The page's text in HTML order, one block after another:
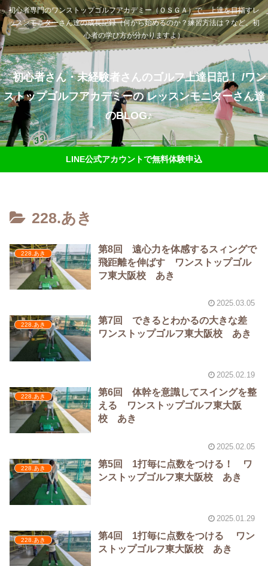
初心者専門のワンストップゴルフアカデミー（ＯＳＧＡ）で、上達を目指すレ
ッスンモニターさん達の成長記録（何から始めるのか？練習方法は？など、初
心者の学び方が分かりますよ）
初心者さん・未経験者さんのゴルフ上達日記！ /ワン
ストップゴルフアカデミーの レッスンモニターさん達
のBLOG♪
LINE公式アカウントで無料体験申込
228.あき
228.あき
第8回 遠心力を体感するスィングで
飛距離を伸ばす ワンストップゴル
フ東大阪校 あき
2025.03.05
228.あき
第7回 できるとわかるの大きな差
ワンストップゴルフ東大阪校 あき
2025.02.19
228.あき
第6回 体幹を意識してスイングを整
える ワンストップゴルフ東大阪
校 あき
2025.02.05
228.あき
第5回 1打毎に点数をつける！ ワ
ンストップゴルフ東大阪校 あき
2025.01.29
228.あき
第4回 1打毎に点数をつける ワン
ストップゴルフ東大阪校 あき